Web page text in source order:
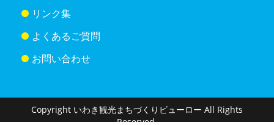
リンク集
よくあるご質問
お問い合わせ
Copyright いわき観光まちづくりビューロー All Rights
Reserved.